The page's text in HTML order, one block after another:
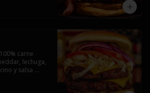
carne
lechuga,
y salsa